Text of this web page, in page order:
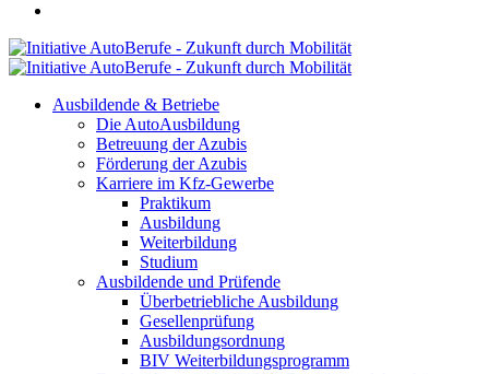
Ausbildende & Betriebe
Die AutoAusbildung
Betreuung der Azubis
Förderung der Azubis
Karriere im Kfz-Gewerbe
Praktikum
Ausbildung
Weiterbildung
Studium
Ausbildende und Prüfende
Überbetriebliche Ausbildung
Gesellenprüfung
Ausbildungsordnung
BIV Weiterbildungsprogramm